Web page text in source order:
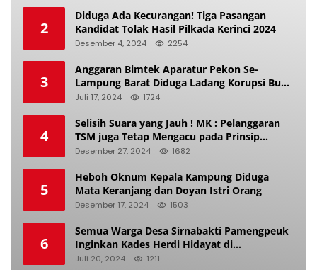
2
Diduga Ada Kecurangan! Tiga Pasangan
Kandidat Tolak Hasil Pilkada Kerinci 2024
Desember 4, 2024 2254
3
Anggaran Bimtek Aparatur Pekon Se-
Lampung Barat Diduga Ladang Korupsi Buat
Makan Anak Istri
Juli 17, 2024 1724
4
Selisih Suara yang Jauh ! MK : Pelanggaran
TSM juga Tetap Mengacu pada Prinsip
Keadilan Pemilu
Desember 27, 2024 1682
5
Heboh Oknum Kepala Kampung Diduga
Mata Keranjang dan Doyan Istri Orang
Desember 17, 2024 1503
6
Semua Warga Desa Sirnabakti Pamengpeuk
Inginkan Kades Herdi Hidayat di
Berhentikan Dari Jabatan nya
Juli 20, 2024 1211